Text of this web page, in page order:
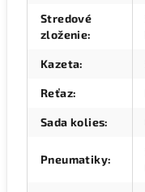
Stredové
zloženie:
Kazeta:
Reťaz:
Sada kolies:
Pneumatiky: